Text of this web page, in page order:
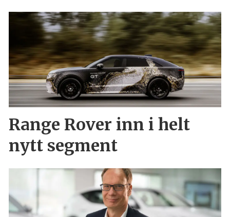
Range Rover inn i helt
nytt segment